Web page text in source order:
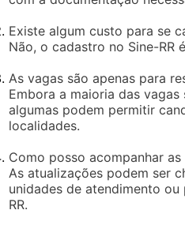
Existe algum custo para se
Não, o cadastro no Sine-RR
As vagas são apenas para
Embora a maioria das vagas
algumas podem permitir
localidades.
Como posso acompanhar
As atualizações podem ser
unidades de atendimento
RR.